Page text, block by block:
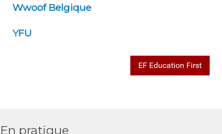
Wwoof Belgique
YFU
EF Education First
En pratique